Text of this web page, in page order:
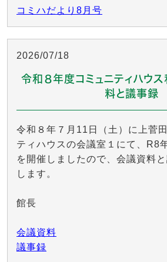
コミハだより8月号
2026/07/18
令和８年度コミュニティハウ
料と議事録
令和８年７月11日（土）に上菅
ティハウスの会議室１にて、R8
を開催しましたので、会議資料
します。
館長
会議資料
議事録